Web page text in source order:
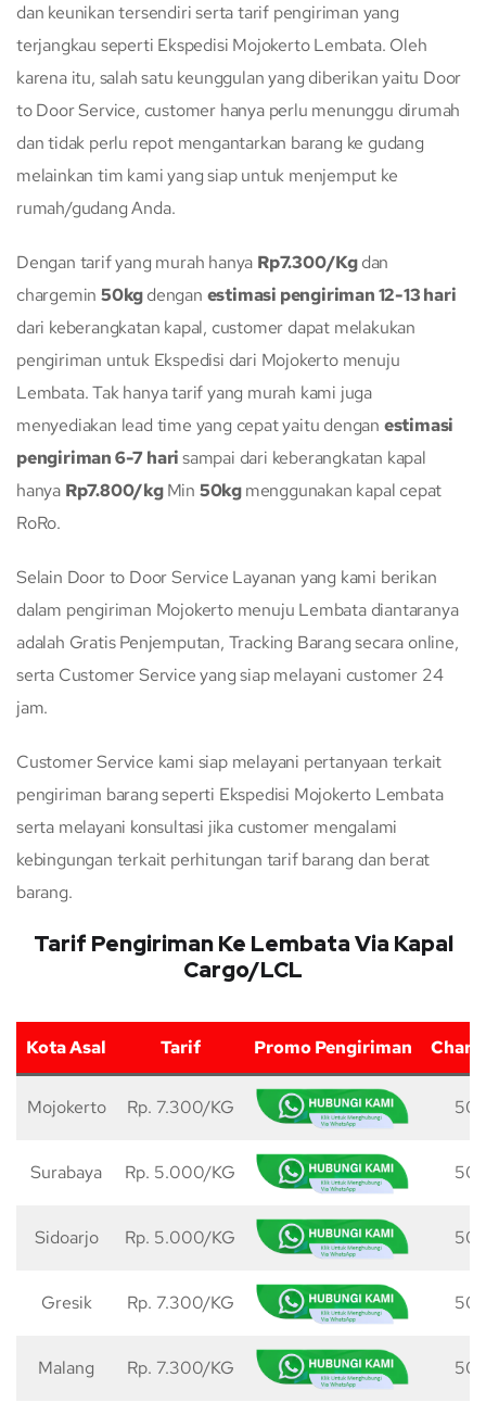
dan keunikan tersendiri serta tarif pengiriman yang
terjangkau seperti Ekspedisi Mojokerto Lembata. Oleh
karena itu, salah satu keunggulan yang diberikan yaitu Door
to Door Service, customer hanya perlu menunggu dirumah
dan tidak perlu repot mengantarkan barang ke gudang
melainkan tim kami yang siap untuk menjemput ke
rumah/gudang Anda.
Dengan tarif yang murah hanya Rp7.300/Kgdan
chargemin50kgdengan estimasi pengiriman 12-13 hari
dari keberangkatan kapal, customer dapat melakukan
pengiriman untuk Ekspedisi dari Mojokerto menuju
Lembata. Tak hanya tarif yang murah kami juga
menyediakan lead time yang cepat yaitu dengan estimasi
pengiriman 6-7 harisampai dari keberangkatan kapal
hanya Rp7.800/kgMin 50kgmenggunakan kapal cepat
RoRo.
Selain Door to Door Service Layanan yang kami berikan
dalam pengiriman Mojokerto menuju Lembata diantaranya
adalah Gratis Penjemputan, Tracking Barang secara online,
serta Customer Service yang siap melayani customer 24
jam.
Customer Service kami siap melayani pertanyaan terkait
pengiriman barang seperti Ekspedisi Mojokerto Lembata
serta melayani konsultasi jika customer mengalami
kebingungan terkait perhitungan tarif barang dan berat
barang.
Tarif Pengiriman Ke Lembata Via Kapal
Cargo/LCL
Kota Asal Tarif Promo Pengiriman
Mojokerto Rp. 7.300/KG 50
Surabaya Rp. 5.000/KG 50
Sidoarjo Rp. 5.000/KG 50
Gresik Rp. 7.300/KG 50
Malang Rp. 7.300/KG 50